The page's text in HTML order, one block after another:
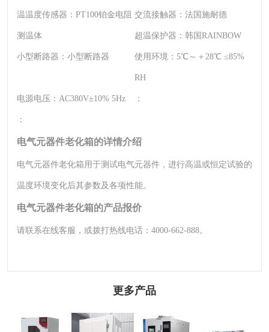
温温度传感器： PT100铂金电阻
测温体
交流接触器： 法国施耐德
超温保护器： 韩国RAINBOW
小型断路器： 小型断路器 使用环境： 5℃～＋28℃ ≤85%
RH
电源电压： AC380V±10% 5Hz ：
：
电气元器件老化箱的详情介绍
电气元器件老化箱用于测试电气元器件，进行高温或恒定试验的
温度环境变化后其参数及各项性能。
电气元器件老化箱的产品报价
请联系在线客服，或拨打热线电话：4000-662-888。
更多产品